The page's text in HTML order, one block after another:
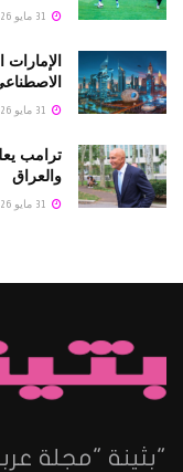
ترامب
والعراق
"بثينة "مجلة